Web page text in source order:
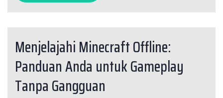
Menjelajahi Minecraft Offline:
Panduan Anda untuk Gameplay
Tanpa Gangguan